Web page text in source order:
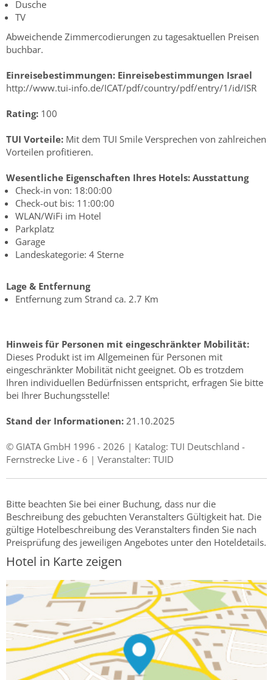
Dusche
TV
Abweichende Zimmercodierungen zu tagesaktuellen Preisen
buchbar.
Einreisebestimmungen: Einreisebestimmungen Israel
http://www.tui-info.de/ICAT/pdf/country/pdf/entry/1/id/ISR
Rating: 100
TUI Vorteile: Mit dem TUI Smile Versprechen von zahlreichen
Vorteilen profitieren.
Wesentliche Eigenschaften Ihres Hotels: Ausstattung
Check-in von: 18:00:00
Check-out bis: 11:00:00
WLAN/WiFi im Hotel
Parkplatz
Garage
Landeskategorie: 4 Sterne
Lage & Entfernung
Entfernung zum Strand ca. 2.7 Km
Hinweis für Personen mit eingeschränkter Mobilität:
Dieses Produkt ist im Allgemeinen für Personen mit
eingeschränkter Mobilität nicht geeignet. Ob es trotzdem
Ihren individuellen Bedürfnissen entspricht, erfragen Sie bitte
bei Ihrer Buchungsstelle!
Stand der Informationen: 21.10.2025
© GIATA GmbH 1996 - 2026 | Katalog: TUI Deutschland -
Fernstrecke Live - 6 | Veranstalter: TUID
Bitte beachten Sie bei einer Buchung, dass nur die
Beschreibung des gebuchten Veranstalters Gültigkeit hat. Die
gültige Hotelbeschreibung des Veranstalters finden Sie nach
Preisprüfung des jeweiligen Angebotes unter den Hoteldetails.
Hotel in Karte zeigen